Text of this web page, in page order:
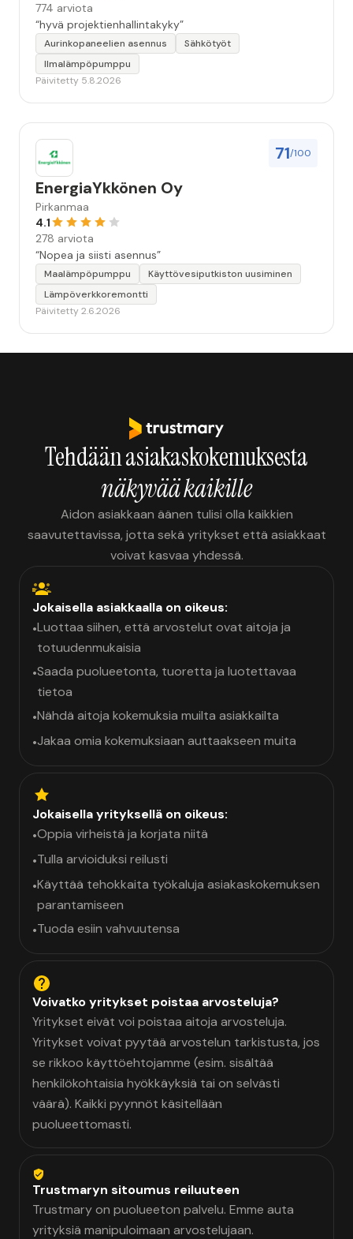
774 arviota
“hyvä projektienhallintakyky”
Aurinkopaneelien asennus
Sähkötyöt
Ilmalämpöpumppu
Päivitetty 5.8.2026
71/100
EnergiaYkkönen Oy
Pirkanmaa
4.1
278 arviota
“Nopea ja siisti asennus”
Maalämpöpumppu
Käyttövesiputkiston uusiminen
Lämpöverkkoremontti
Päivitetty 2.6.2026
Tehdään asiakaskokemuksesta
näkyvää kaikille
Aidon asiakkaan äänen tulisi olla kaikkien
saavutettavissa, jotta sekä yritykset että asiakkaat
voivat kasvaa yhdessä.
Jokaisella asiakkaalla on oikeus:
•Luottaa siihen, että arvostelut ovat aitoja ja
totuudenmukaisia
•Saada puolueetonta, tuoretta ja luotettavaa
tietoa
•Nähdä aitoja kokemuksia muilta asiakkailta
•Jakaa omia kokemuksiaan auttaakseen muita
Jokaisella yrityksellä on oikeus:
•Oppia virheistä ja korjata niitä
•Tulla arvioiduksi reilusti
•Käyttää tehokkaita työkaluja asiakaskokemuksen
parantamiseen
•Tuoda esiin vahvuutensa
Voivatko yritykset poistaa arvosteluja?
Yritykset eivät voi poistaa aitoja arvosteluja.
Yritykset voivat pyytää arvostelun tarkistusta, jos
se rikkoo käyttöehtojamme (esim. sisältää
henkilökohtaisia hyökkäyksiä tai on selvästi
väärä). Kaikki pyynnöt käsitellään
puolueettomasti.
Trustmaryn sitoumus reiluuteen
Trustmary on puolueeton palvelu. Emme auta
yrityksiä manipuloimaan arvostelujaan.